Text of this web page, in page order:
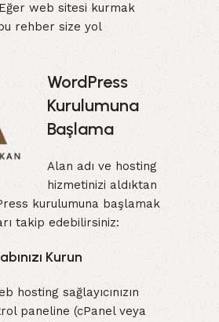
web sitesi kurmak
rehber size yol
WordPress
Kurulumuna
Başlama
Alan adı ve hosting
hizmetinizi aldıktan
kurulumuna başlamak
takip edebilirsiniz:
Kurun
hosting sağlayıcınızın
paneline (cPanel veya